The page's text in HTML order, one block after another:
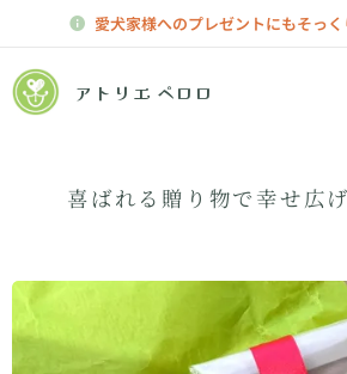
愛犬家様へのプレゼントにもそっ
アトリエ ペロロ
喜ばれる贈り物で幸せ広